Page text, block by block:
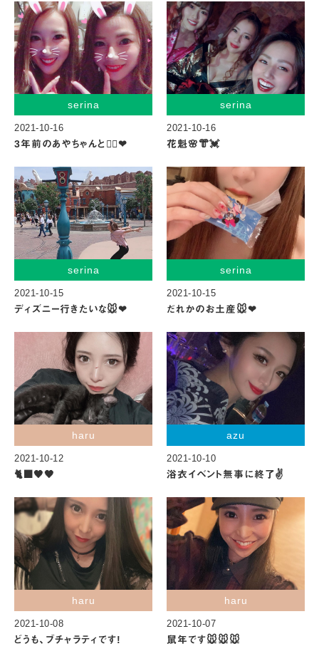
serina
2021-10-16
3年前のあやちゃんと😮‍💨❤︎
serina
2021-10-16
花魁🌸👘💓
serina
2021-10-15
ディズニー行きたいな🐭❤︎
serina
2021-10-15
だれかのお土産🐭❤︎
haru
2021-10-12
🐈‍⬛🖤🖤
azu
2021-10-10
浴衣イベント無事に終了✌️
haru
2021-10-08
どうも、ブチャラティです!
haru
2021-10-07
鼠年です🐭🐭🐭